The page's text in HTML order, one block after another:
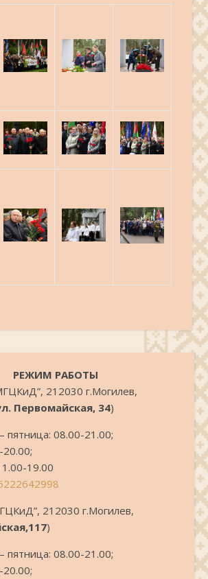
.РЕЖИМ РАБОТЫ
212030 г.Могилев,
Первомайская, 34)
пятница: 08.00-21.00;
20.00;
19.00
212030 г.Могилев,
)
пятница: 08.00-21.00;
20.00;